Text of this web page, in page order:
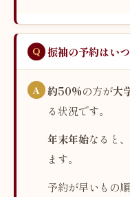
振袖の予約はい
約50%の方が大
る状況です。
年末年始なると、
ます。
予約が早いもの